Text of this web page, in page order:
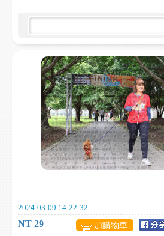
2024-03-09 14:22:32
NT 29 加購物車